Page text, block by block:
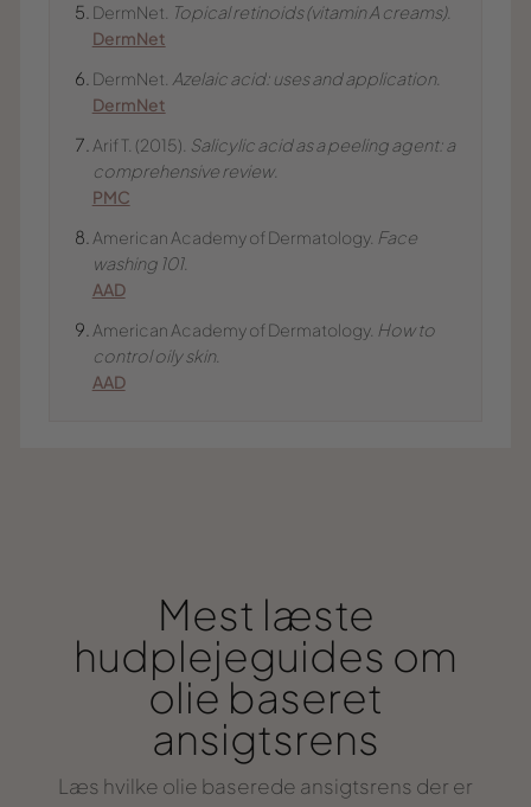
DermNet. Topical retinoids (vitamin A creams).
DermNet
DermNet. Azelaic acid: uses and application.
DermNet
Arif T. (2015). Salicylic acid as a peeling agent: a
comprehensive review.
PMC
American Academy of Dermatology. Face
washing 101.
AAD
American Academy of Dermatology. How to
control oily skin.
AAD
Mest læste
hudplejeguides om
olie baseret
ansigtsrens
Læs hvilke olie baserede ansigtsrens der er